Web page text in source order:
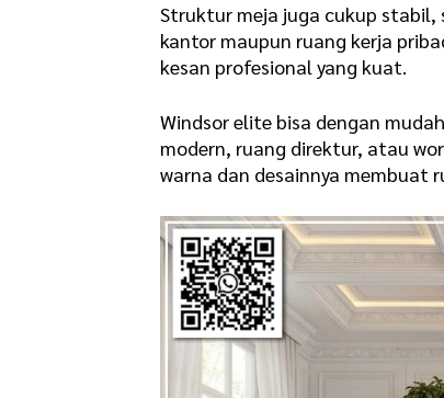
Struktur meja juga cukup stabil,
kantor maupun ruang kerja
kesan profesional yang kuat.
Windsor elite bisa dengan
modern, ruang direktur, atau
warna dan desainnya membuat